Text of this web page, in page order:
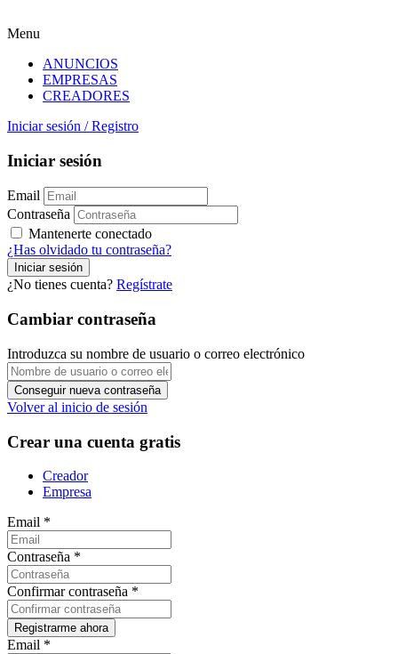
Menu
ANUNCIOS
EMPRESAS
CREADORES
Iniciar sesión / Registro
Iniciar sesión
Email
Contraseña
Mantenerte conectado
¿Has olvidado tu contraseña?
¿No tienes cuenta? Regístrate
Cambiar contraseña
Introduzca su nombre de usuario o correo electrónico
Volver al inicio de sesión
Crear una cuenta gratis
Creador
Empresa
Email *
Contraseña *
Confirmar contraseña *
Email *